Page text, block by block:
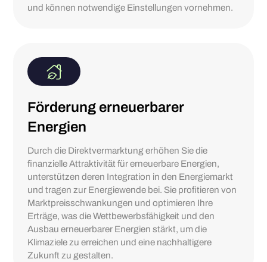
und können notwendige Einstellungen vornehmen.
Förderung erneuerbarer
Energien
Durch die Direktvermarktung erhöhen Sie die
finanzielle Attraktivität für erneuerbare Energien,
unterstützen deren Integration in den Energiemarkt
und tragen zur Energiewende bei. Sie profitieren von
Marktpreisschwankungen und optimieren Ihre
Erträge, was die Wettbewerbsfähigkeit und den
Ausbau erneuerbarer Energien stärkt, um die
Klimaziele zu erreichen und eine nachhaltigere
Zukunft zu gestalten.